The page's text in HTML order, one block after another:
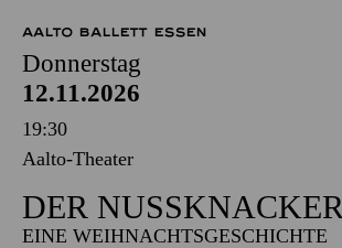
AALTO BALLETT ESSEN
Donnerstag
12.11.2026
19:30
Aalto-Theater
DER NUSSKNACKER
EINE WEIHNACHTSGESCHICHTE